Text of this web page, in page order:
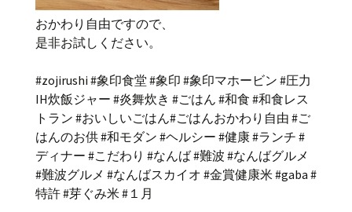
おかわり自由ですので、
是非お試しください。
#zojirushi #象印食堂 #象印 #象印マホービン #圧力
IH炊飯ジャー #炎舞炊き #ごはん #和食 #和食レス
トラン #おいしいごはん#ごはんおかわり自由 #ご
はんのお供 #和モダン #ヘルシー #健康 #ランチ #
ディナー #こだわり #なんば #難波 #なんばグルメ
#難波グルメ #なんばスカイオ #金賞健康米 #gaba #
特許 #芽ぐみ米 #１月